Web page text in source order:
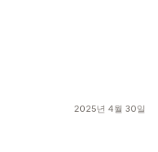
2025년 4월 30일